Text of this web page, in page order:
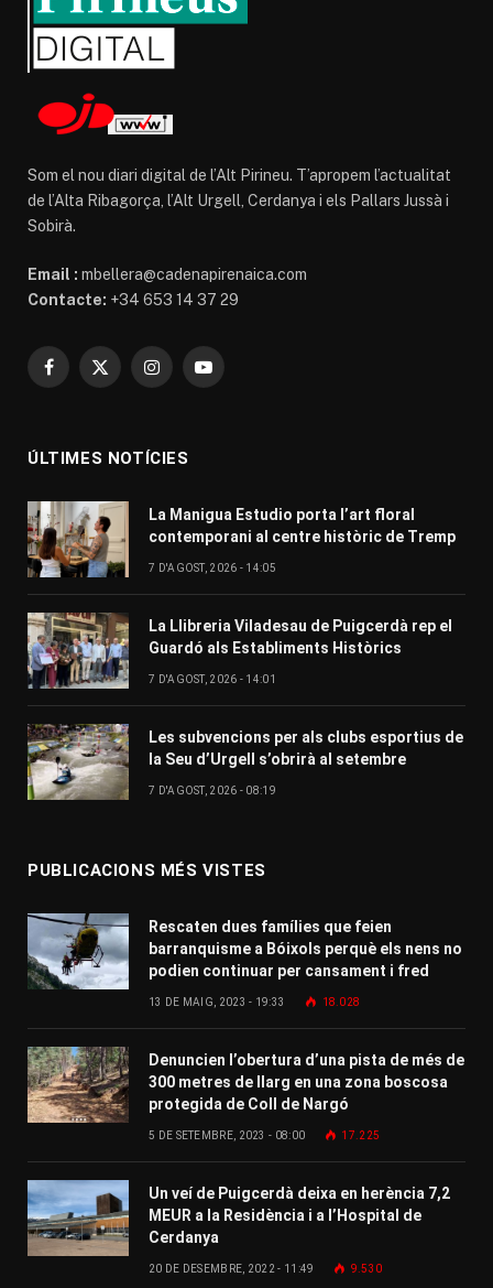
Som el nou diari digital de l’Alt Pirineu. T’apropem l’actualitat
de l’Alta Ribagorça, l’Alt Urgell, Cerdanya i els Pallars Jussà i
Sobirà.
Email : mbellera@cadenapirenaica.com
Contacte: +34 653 14 37 29
Facebook
X
InstagramYouTube
ÚLTIMES NOTÍCIES
La Manigua Estudio porta l’art floral
contemporani al centre històric de Tremp
7 D'AGOST, 2026 - 14:05
La Llibreria Viladesau de Puigcerdà rep el
Guardó als Establiments Històrics
7 D'AGOST, 2026 - 14:01
Les subvencions per als clubs esportius de
la Seu d’Urgell s’obrirà al setembre
7 D'AGOST, 2026 - 08:19
PUBLICACIONS MÉS VISTES
Rescaten dues famílies que feien
barranquisme a Bóixols perquè els nens no
podien continuar per cansament i fred
13 DE MAIG, 2023 - 19:33 18.028
Denuncien l’obertura d’una pista de més de
300 metres de llarg en una zona boscosa
protegida de Coll de Nargó
5 DE SETEMBRE, 2023 - 08:00 17.225
Un veí de Puigcerdà deixa en herència 7,2
MEUR a la Residència i a l’Hospital de
Cerdanya
20 DE DESEMBRE, 2022 - 11:49 9.530